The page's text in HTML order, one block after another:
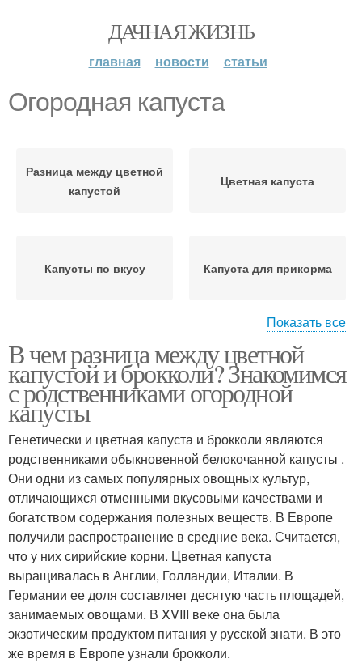
ДАЧНАЯ ЖИЗНЬ
главная новости статьи
Огородная капуста
Разница между цветной
капустой
Цветная капуста
Капусты по вкусу Капуста для прикорма
Брюссельская капуста Капуста в мультиварке
Показать все
В чем разница между цветной
капустой и брокколи? Знакомимся
с родственниками огородной
капусты
Генетически и цветная капуста и брокколи являются
родственниками обыкновенной белокочанной капусты .
Они одни из самых популярных овощных культур,
отличающихся отменными вкусовыми качествами и
богатством содержания полезных веществ. В Европе
получили распространение в средние века. Считается,
что у них сирийские корни. Цветная капуста
выращивалась в Англии, Голландии, Италии. В
Германии ее доля составляет десятую часть площадей,
занимаемых овощами. В XVIII веке она была
экзотическим продуктом питания у русской знати. В это
же время в Европе узнали брокколи.